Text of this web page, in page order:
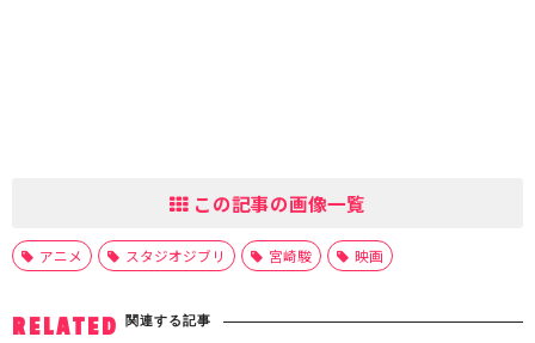
この記事の画像一覧
アニメ スタジオジブリ 宮崎駿 映画
RELATED 関連する記事